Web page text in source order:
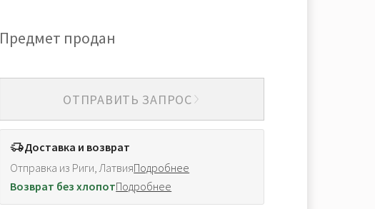
Предмет продан
ОТПРАВИТЬ ЗАПРОС
Доставка и возврат
Отправка из Риги, ЛатвияПодробнее
Возврат без хлопотПодробнее